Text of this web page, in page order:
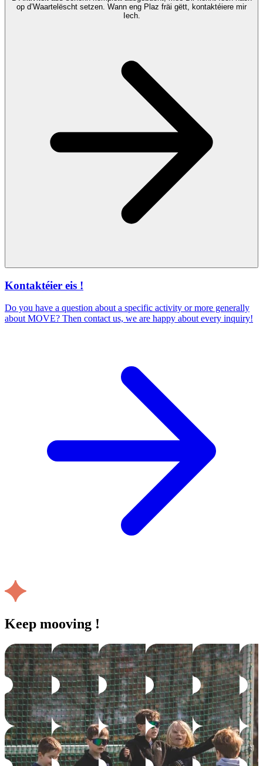
op d’Waartelëscht setzen. Wann eng Plaz fräi gëtt, kontaktéiere mir
Iech.
Kontaktéier eis !
Do you have a question about a specific activity or more generally
about MOVE? Then contact us, we are happy about every inquiry!
Keep mooving !